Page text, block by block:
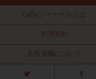
CaSyジャーナルとは
利用規約
広告掲載について